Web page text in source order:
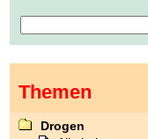
Themen
Drogen